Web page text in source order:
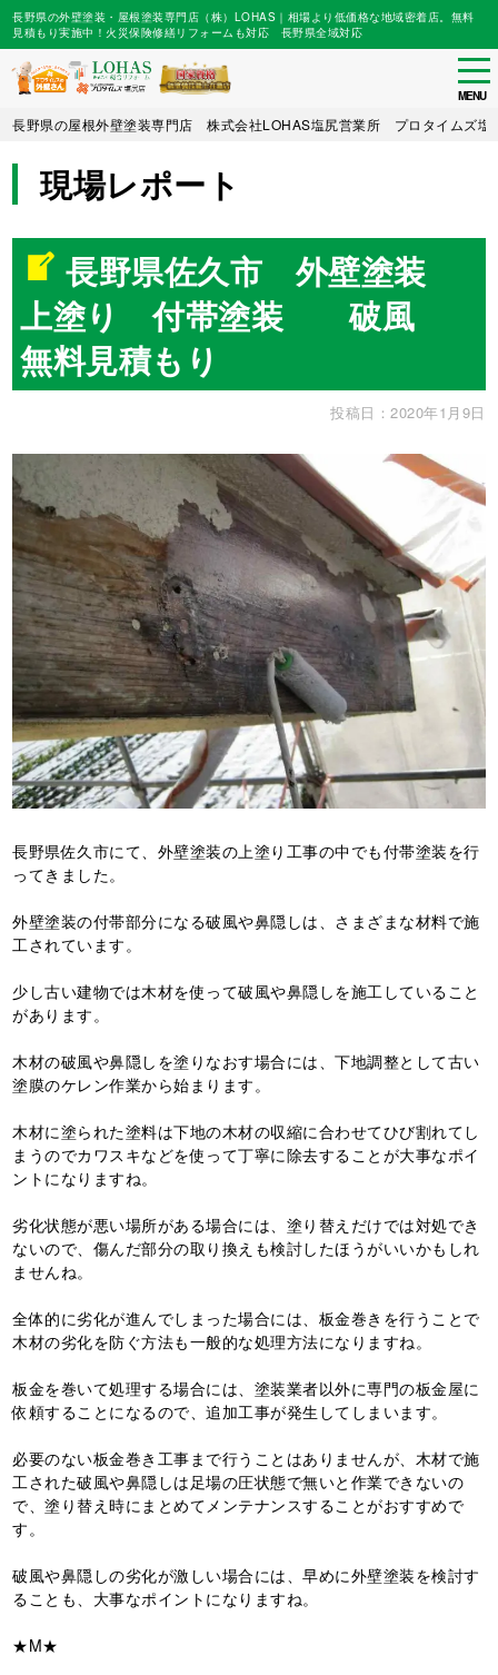
Skip
main
content
長野県の外壁塗装・屋根塗装専門店（株）LOHAS｜相場より低価格な地域密着店。無料
見積もり実施中！火災保険修繕リフォームも対応 長野県全域対応
MENU
長野県の屋根外壁塗装専門店 株式会社LOHAS塩尻営業所 プロタイムズ塩
現場レポート
長野県佐久市 外壁塗装
上塗り 付帯塗装 破風
無料見積もり
投稿日：2020年1月9日
長野県佐久市にて、外壁塗装の上塗り工事の中でも付帯塗装を行
ってきました。
外壁塗装の付帯部分になる破風や鼻隠しは、さまざまな材料で施
工されています。
少し古い建物では木材を使って破風や鼻隠しを施工していること
があります。
木材の破風や鼻隠しを塗りなおす場合には、下地調整として古い
塗膜のケレン作業から始まります。
木材に塗られた塗料は下地の木材の収縮に合わせてひび割れてし
まうのでカワスキなどを使って丁寧に除去することが大事なポイ
ントになりますね。
劣化状態が悪い場所がある場合には、塗り替えだけでは対処でき
ないので、傷んだ部分の取り換えも検討したほうがいいかもしれ
ませんね。
全体的に劣化が進んでしまった場合には、板金巻きを行うことで
木材の劣化を防ぐ方法も一般的な処理方法になりますね。
板金を巻いて処理する場合には、塗装業者以外に専門の板金屋に
依頼することになるので、追加工事が発生してしまいます。
必要のない板金巻き工事まで行うことはありませんが、木材で施
工された破風や鼻隠しは足場の圧状態で無いと作業できないの
で、塗り替え時にまとめてメンテナンスすることがおすすめで
す。
破風や鼻隠しの劣化が激しい場合には、早めに外壁塗装を検討す
ることも、大事なポイントになりますね。
★M★